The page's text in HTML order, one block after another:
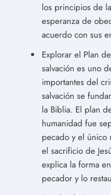
los principios de
esperanza de
acuerdo con sus
Explorar el Plan
salvación es uno
importantes del
salvación se
la Biblia. El plan
humanidad fue
pecado y el único
el sacrificio de
explica la forma
pecador y lo